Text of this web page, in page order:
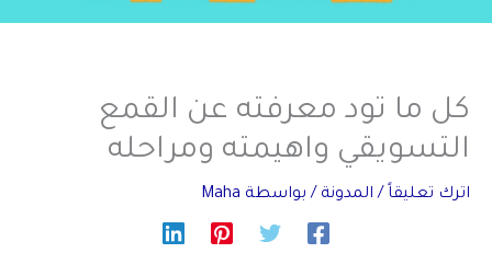
كل ما تود معرفته عن القمع
التسويقي واهيمته ومراحله
اترك تعليقاً / المدونة / بواسطة Maha